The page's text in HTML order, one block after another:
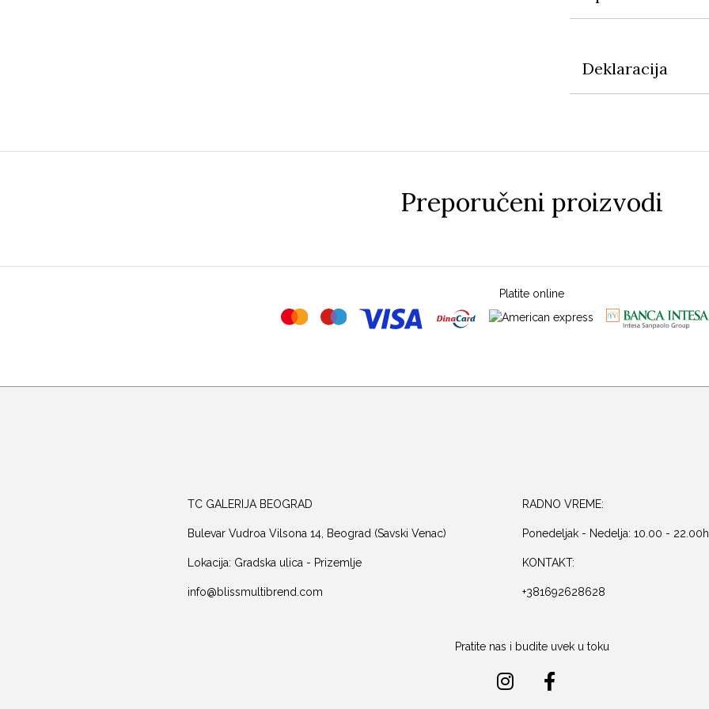
Deklaracija
Preporučeni proizvodi
Platite online
TC GALERIJA BEOGRAD
Bulevar Vudroa Vilsona 14, Beograd (Savski Venac)
Lokacija: Gradska ulica - Prizemlje
RADNO VREME:
Ponedeljak - Nedelja: 10.00 - 22.00h
KONTAKT:
+381692628628
Pratite nas i budite uvek u toku